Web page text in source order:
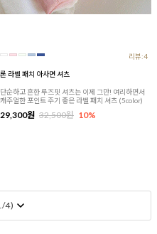
리뷰:4
론 라벨 패치 아사면 셔츠
단순하고 흔한 루즈핏 셔츠는 이제 그만! 여리하면서
캐주얼한 포인트 주기 좋은 라벨 패치 셔츠 (5color)
29,300원 32,500원 10%
/4)